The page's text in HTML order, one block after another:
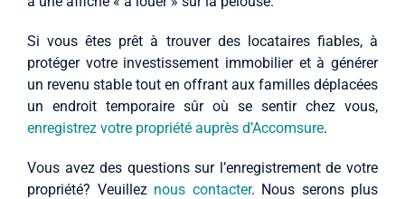
Si vous êtes prêt à trouver des locataires fiables, à
protéger votre investissement immobilier et à générer
un revenu stable tout en offrant aux familles déplacées
un endroit temporaire sûr où se sentir chez vous,
enregistrez votre propriété auprès d’Accomsure.
Vous avez des questions sur l’enregistrement de votre
propriété? Veuillez nous contacter. Nous serons plus